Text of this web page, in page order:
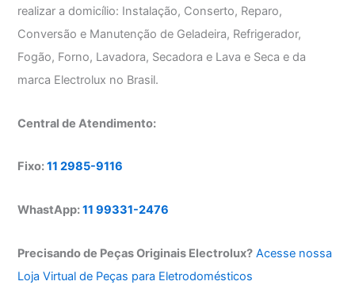
realizar a domicílio: Instalação, Conserto, Reparo,
Conversão e Manutenção de Geladeira, Refrigerador,
Fogão, Forno, Lavadora, Secadora e Lava e Seca e da
marca Electrolux no Brasil.
Central de Atendimento:
Fixo:11 2985-9116
WhastApp:11 99331-2476
Precisando de Peças Originais Electrolux? Acesse nossa
Loja Virtual de Peças para Eletrodomésticos